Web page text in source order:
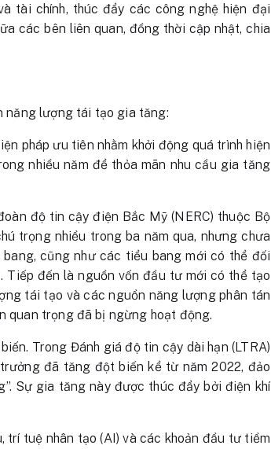
tài chính, thúc đẩy các công nghệ hiện đại
các bên liên quan, đồng thời cập nhật, chia
năng lượng tái tạo gia tăng:
pháp ưu tiên nhằm khởi động quá trình hiện
nhiều năm để thỏa mãn nhu cầu gia tăng
độ tin cậy điện Bắc Mỹ (NERC) thuộc Bộ
trọng nhiều trong ba năm qua, nhưng chưa
cũng như các tiểu bang mới có thể đối
Tiếp đến là nguồn vốn đầu tư mới có thể tạo
tái tạo và các nguồn năng lượng phân tán
quan trọng đã bị ngừng hoạt động.
Trong Đánh giá độ tin cậy dài hạn (LTRA)
đã tăng đột biến kể từ năm 2022, đảo
Sự gia tăng này được thúc đẩy bởi điện khí
tuệ nhân tạo (AI) và các khoản đầu tư tiềm